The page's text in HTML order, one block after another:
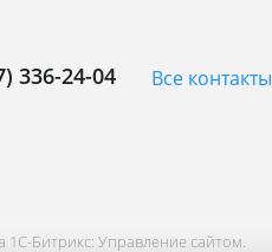
336-24-04 Все контакты
1С-Битрикс: Управление сайтом.